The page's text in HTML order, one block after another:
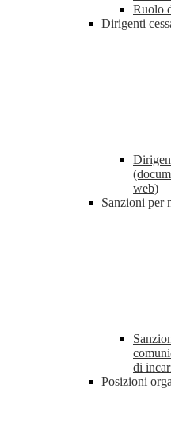
Ruolo
Dirigenti
web)
Sanzioni per
di
Posizioni